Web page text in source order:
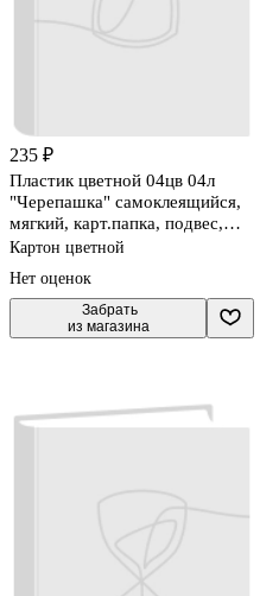
235 ₽
Пластик цветной 04цв 04л
"Черепашка" самоклеящийся,
мягкий, карт.папка, подвес,
АппликА
Картон цветной
Нет оценок
Забрать
из магазина